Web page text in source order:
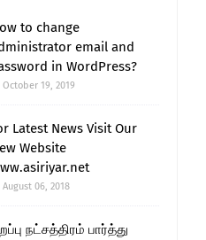
to change
email and
in WordPress?
October 19, 2019
Latest News Visit Our
Website
August 06, 2018
நட்சத்திரம் பார்த்து